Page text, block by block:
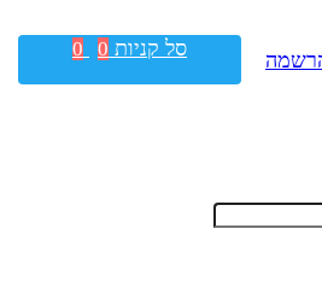
סל קניות 0
0